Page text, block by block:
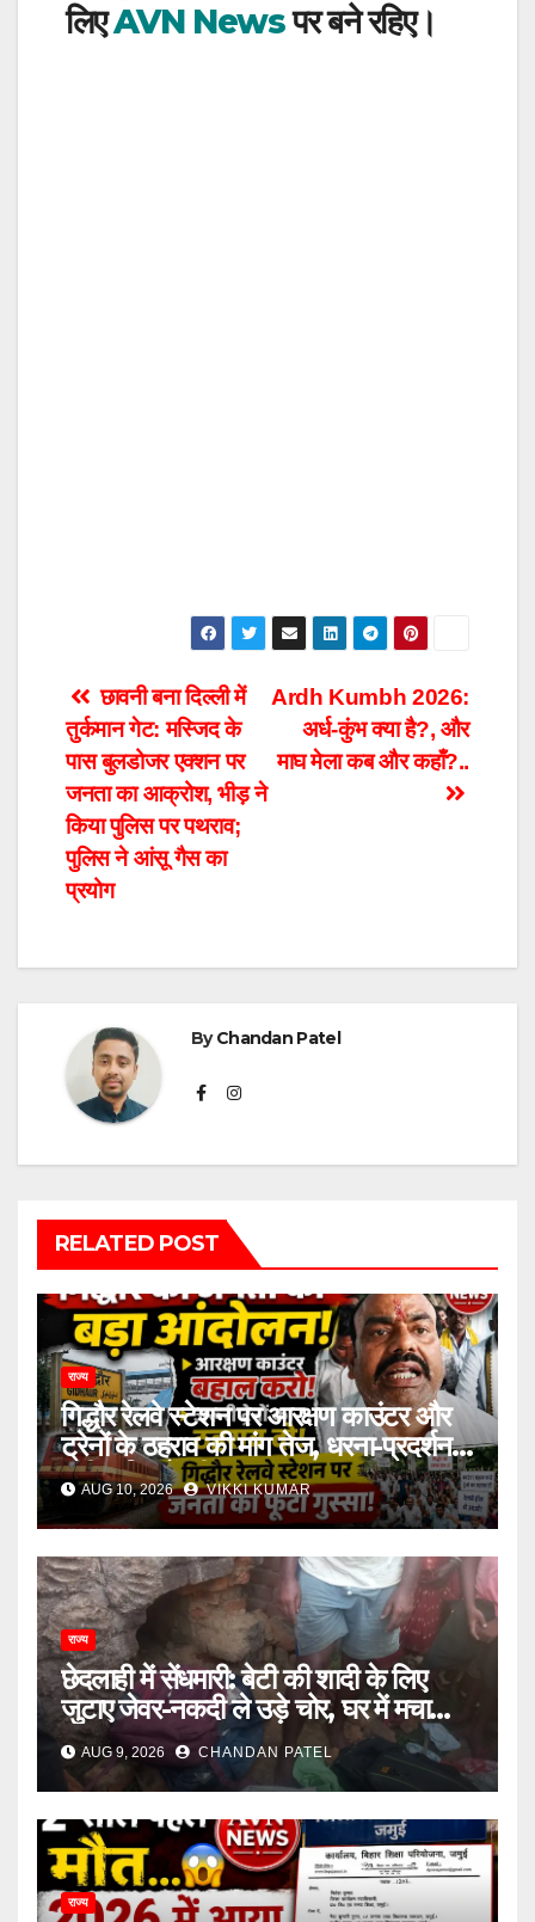
लिएAVN Newsपर बने रहिए।
Post
navigation
Ardh Kumbh 2026:
अर्ध-कुंभ क्या है?, और
माघ मेला कब और कहाँ?..
छावनी बना दिल्ली में
तुर्कमान गेट: मस्जिद के
पास बुलडोजर एक्शन पर
जनता का आक्रोश, भीड़ ने
किया पुलिस पर पथराव;
पुलिस ने आंसू गैस का
प्रयोग
ByChandan Patel
RELATED POST
राज्य
गिद्धौर रेलवे स्टेशन पर आरक्षण काउंटर और
ट्रेनों के ठहराव की मांग तेज, धरना-प्रदर्शन में
उठी यात्रियों की आवाज
AUG 10, 2026 VIKKI KUMAR
राज्य
छेदलाही में सेंधमारी: बेटी की शादी के लिए
जुटाए जेवर-नकदी ले उड़े चोर, घर में मचा
कोहराम
AUG 9, 2026 CHANDAN PATEL
राज्य